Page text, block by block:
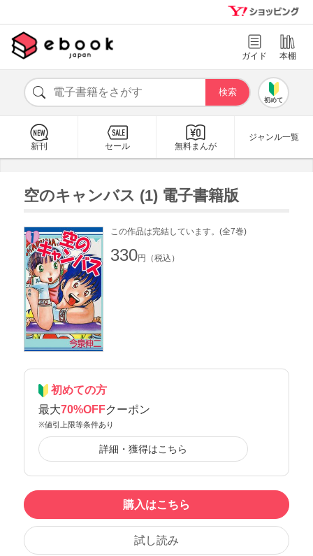
ガイド 本棚
初めて
新刊 セール 無料まんが
ジャンル一覧
空のキャンバス (1) 電子書籍版
この作品は完結しています。(全7巻)
330円（税込）
初めての方
最大70%OFFクーポン
※値引上限等条件あり
詳細・獲得はこちら
購入はこちら
試し読み